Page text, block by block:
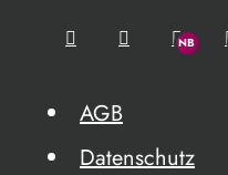
AGB
Datenschutz